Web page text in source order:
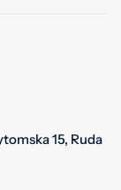
15, Ruda